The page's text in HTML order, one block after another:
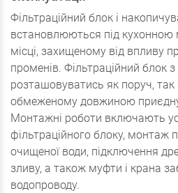
Фільтраційний блок і
встановлюються під
місці, захищеному від впливу
променів. Фільтраційний блок
розташовуватись як поруч, так
обмеженому довжиною
Монтажні роботи включають
фільтраційного блоку, монтаж
очищеної води, підключення
зливу, а також муфти і крана
водопроводу.